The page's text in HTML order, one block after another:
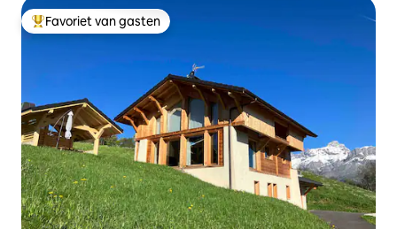
Topfavoriet van gasten
Favoriet van gasten